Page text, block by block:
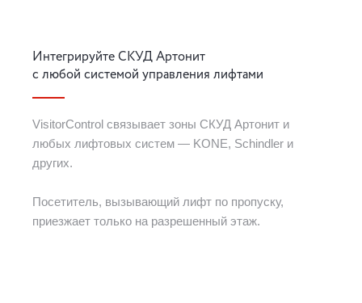
Интегрируйте СКУД Артонит
с любой системой управления лифтами
VisitorControl связывает зоны СКУД Артонит и
любых лифтовых систем — KONE, Schindler и
других.
Посетитель, вызывающий лифт по пропуску,
приезжает только на разрешенный этаж.